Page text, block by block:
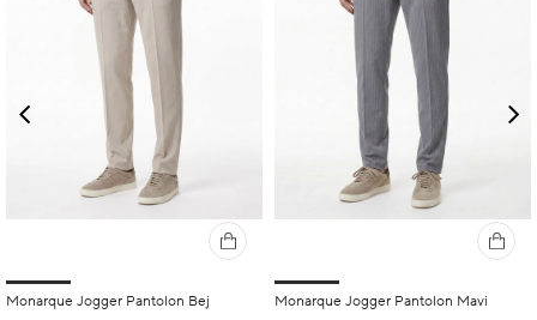
Monarque Jogger Pantolon Bej Monarque Jogger Pantolon Mavi